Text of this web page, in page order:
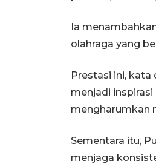
Ia
olahraga yang
Prestasi ini,
menjadi
mengharumkan
Sementara itu,
menjaga